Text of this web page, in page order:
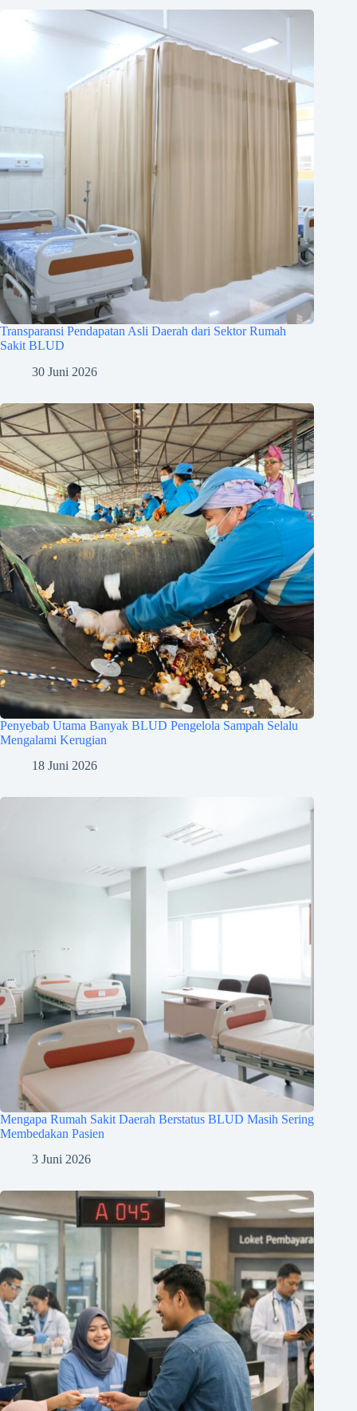
Transparansi Pendapatan Asli Daerah dari Sektor Rumah
Sakit BLUD
30 Juni 2026
Penyebab Utama Banyak BLUD Pengelola Sampah Selalu
Mengalami Kerugian
18 Juni 2026
Mengapa Rumah Sakit Daerah Berstatus BLUD Masih Sering
Membedakan Pasien
3 Juni 2026